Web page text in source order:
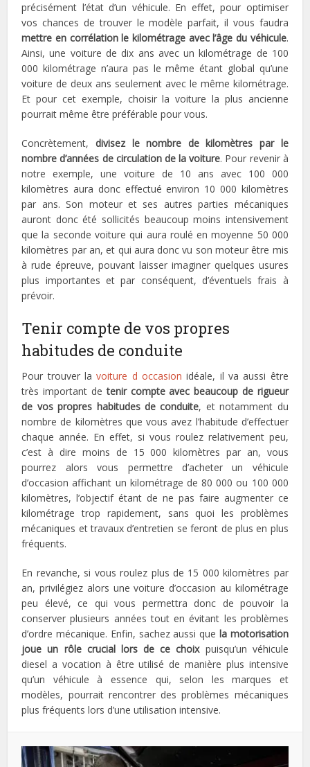
précisément l’état d’un véhicule. En effet, pour optimiser
vos chances de trouver le modèle parfait, il vous faudra
mettre en corrélation le kilométrage avec l’âge du véhicule.
Ainsi, une voiture de dix ans avec un kilométrage de 100
000 kilométrage n’aura pas le même étant global qu’une
voiture de deux ans seulement avec le même kilométrage.
Et pour cet exemple, choisir la voiture la plus ancienne
pourrait même être préférable pour vous.
Concrètement, divisez le nombre de kilomètres par le
nombre d’années de circulation de la voiture. Pour revenir à
notre exemple, une voiture de 10 ans avec 100 000
kilomètres aura donc effectué environ 10 000 kilomètres
par ans. Son moteur et ses autres parties mécaniques
auront donc été sollicités beaucoup moins intensivement
que la seconde voiture qui aura roulé en moyenne 50 000
kilomètres par an, et qui aura donc vu son moteur être mis
à rude épreuve, pouvant laisser imaginer quelques usures
plus importantes et par conséquent, d’éventuels frais à
prévoir.
Tenir compte de vos propres
habitudes de conduite
Pour trouver lavoiture d occasion idéale, il va aussi être
très important detenir compte avec beaucoup de rigueur
de vos propres habitudes de conduite, et notamment du
nombre de kilomètres que vous avez l’habitude d’effectuer
chaque année. En effet, si vous roulez relativement peu,
c’est à dire moins de 15 000 kilomètres par an, vous
pourrez alors vous permettre d’acheter un véhicule
d’occasion affichant un kilométrage de 80 000 ou 100 000
kilomètres, l’objectif étant de ne pas faire augmenter ce
kilométrage trop rapidement, sans quoi les problèmes
mécaniques et travaux d’entretien se feront de plus en plus
fréquents.
En revanche, si vous roulez plus de 15 000 kilomètres par
an, privilégiez alors une voiture d’occasion au kilométrage
peu élevé, ce qui vous permettra donc de pouvoir la
conserver plusieurs années tout en évitant les problèmes
d’ordre mécanique. Enfin, sachez aussi que la motorisation
joue un rôle crucial lors de ce choixpuisqu’un véhicule
diesel a vocation à être utilisé de manière plus intensive
qu’un véhicule à essence qui, selon les marques et
modèles, pourrait rencontrer des problèmes mécaniques
plus fréquents lors d’une utilisation intensive.